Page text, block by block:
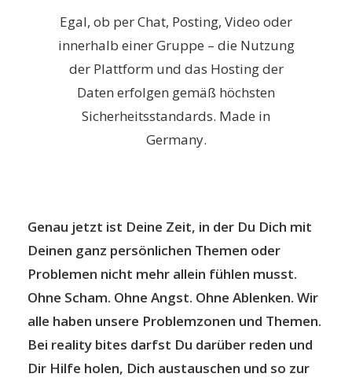
Egal, ob per Chat, Posting, Video oder
innerhalb einer Gruppe – die Nutzung
der Plattform und das Hosting der
Daten erfolgen gemäß höchsten
Sicherheitsstandards. Made in
Germany.
Genau jetzt ist Deine Zeit, in der Du Dich mit
Deinen ganz persönlichen Themen oder
Problemen nicht mehr allein fühlen musst.
Ohne Scham. Ohne Angst. Ohne Ablenken. Wir
alle haben unsere Problemzonen und Themen.
Bei reality bites darfst Du darüber reden und
Dir Hilfe holen, Dich austauschen und so zur